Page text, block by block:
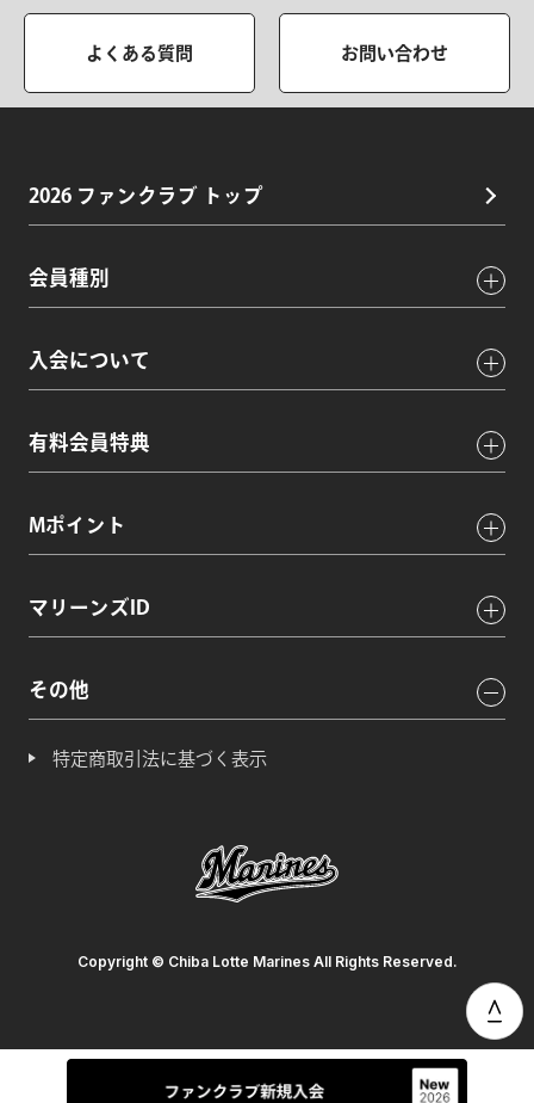
よくある質問 お問い合わせ
2026 ファンクラブ トップ
会員種別
入会について
有料会員特典
Mポイント
マリーンズID
その他
特定商取引法に基づく表示
Copyright © Chiba Lotte Marines All Rights Reserved.